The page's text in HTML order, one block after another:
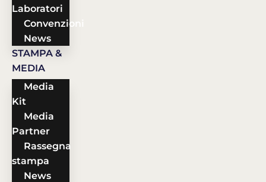
Laboratori
Convenzioni
News
STAMPA &
MEDIA
Media
Kit
Media
Partner
Rassegna
stampa
News